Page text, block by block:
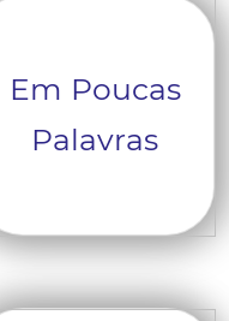
Em Poucas
Palavras